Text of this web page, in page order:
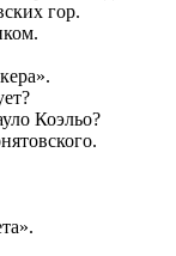
гор.
Коэльо?